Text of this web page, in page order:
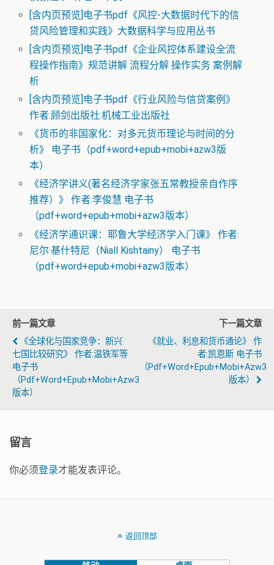
[含内页预览]电子书pdf《风控-大数据时代下的信
贷风险管理和实践》大数据科学与应用丛书
[含内页预览]电子书pdf《企业风控体系建设全流
程操作指南》规范讲解 流程分解 操作实务 案例解
析
[含内页预览]电子书pdf《行业风险与信贷案例》
作者:顾剑出版社:机械工业出版社
《货币的非国家化：对多元货币理论与时间的分
析》 电子书（pdf+word+epub+mobi+azw3版
本）
《经济学讲义(著名经济学家张五常教授亲自作序
推荐）》 作者:李俊慧 电子书
（pdf+word+epub+mobi+azw3版本）
《经济学通识课：耶鲁大学经济学入门课》 作者:
尼尔·基什特尼（Niall Kishtainy） 电子书
（pdf+word+epub+mobi+azw3版本）
前一篇文章
《全球化与国家竞争：新兴
七国比较研究》 作者:温铁军等
电子书
（pdf+word+epub+mobi+azw3
版本）
下一篇文章
《就业、利息和货币通论》 作
者:凯恩斯 电子书
（pdf+word+epub+mobi+azw3
版本）
留言
你必须登录才能发表评论。
返回顶部